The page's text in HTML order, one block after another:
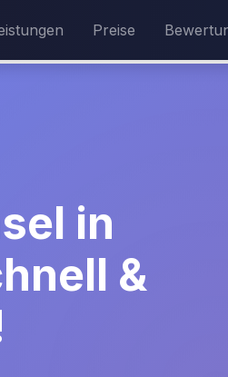
Preise
in
&